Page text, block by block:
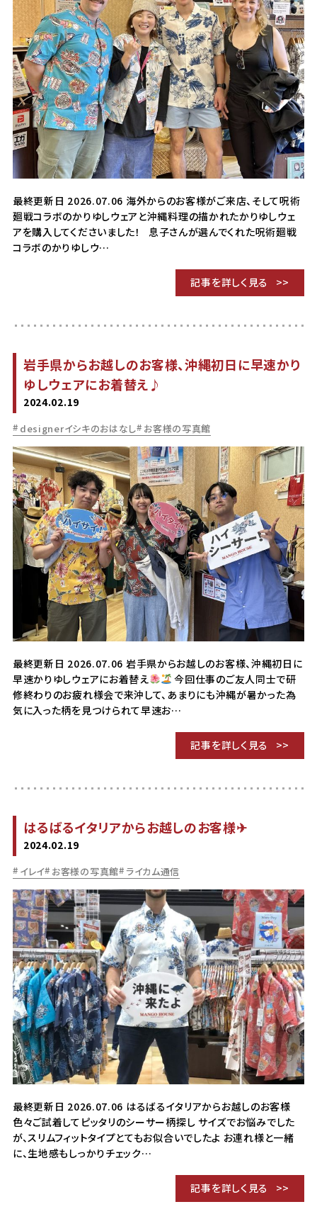
最終更新日 2026.07.06 海外からのお客様がご来店、そして呪術
廻戦コラボのかりゆしウェアと沖縄料理の描かれたかりゆしウェ
アを購入してくださいました！ 息子さんが選んでくれた呪術廻戦
コラボのかりゆしウ…
記事を詳しく見る
岩手県からお越しのお客様、沖縄初日に早速かり
ゆしウェアにお着替え♪
2024.02.19
designerイシキのおはなし お客様の写真館
最終更新日 2026.07.06 岩手県からお越しのお客様、沖縄初日に
早速かりゆしウェアにお着替え
今回仕事のご友人同士で研
修終わりのお疲れ様会で来沖して、あまりにも沖縄が暑かった為
気に入った柄を見つけられて早速お…
記事を詳しく見る
はるばるイタリアからお越しのお客様✈
2024.02.19
イレイ お客様の写真館 ライカム通信
最終更新日 2026.07.06 はるばるイタリアからお越しのお客様
色々ご試着してピッタリのシーサー柄探し サイズでお悩みでした
が、スリムフィットタイプとてもお似合いでしたよ お連れ様と一緒
に、生地感もしっかりチェック…
記事を詳しく見る